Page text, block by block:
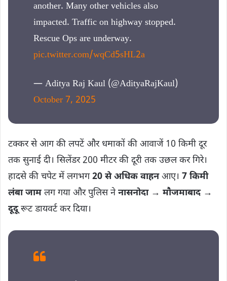
another. Many other vehicles also
impacted. Traffic on highway stopped.
Rescue Ops are underway.
pic.twitter.com/wqCd5sHL2a
— Aditya Raj Kaul (@AdityaRajKaul)
October 7, 2025
टक्कर से आग की लपटें और धमाकों की आवाजें 10 किमी दूर
तक सुनाई दी। सिलेंडर 200 मीटर की दूरी तक उछल कर गिरे।
हादसे की चपेट में लगभग20 से अधिक वाहनआए। 7 किमी
लंबा जाम लग गया और पुलिस नेनासनोदा → मौजमाबाद →
दूदूरूट डायवर्ट कर दिया।